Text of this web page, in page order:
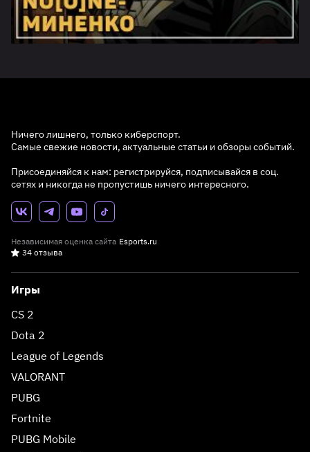
Ничего лишнего, только киберспорт.
Самые свежие новости, актуальные статьи и обзоры событий.
Присоединяйся к нам: регистрируйся, подписывайся в соц.
сетях и никогда не пропустишь ничего интересного.
Независимая оценка сайта Esports.ru
34 отзыва
Игры
CS 2
Dota 2
League of Legends
VALORANT
PUBG
Fortnite
PUBG Mobile